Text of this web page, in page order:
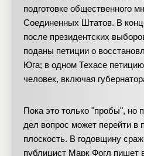
подготовке общественного
Соединенных Штатов. В
после президентских
поданы петиции о
Юга; в одном Техасе
человек, включая
Пока это только "пробы", но
дел вопрос может перейти в
плоскость. В годовщину
публицист Марк Фогл пишет